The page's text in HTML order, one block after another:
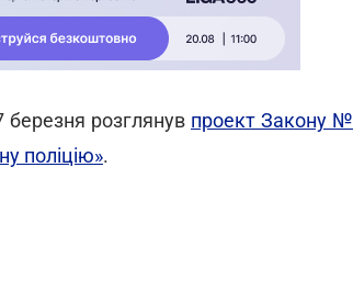
березня розглянув проект Закону №
поліцію».